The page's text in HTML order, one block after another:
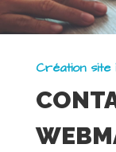
Création